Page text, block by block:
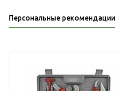
Персональные рекомендации